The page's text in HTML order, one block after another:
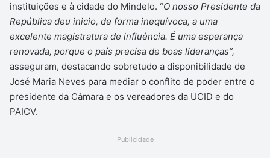
instituições e à cidade do Mindelo. “O nosso Presidente da
República deu inicio, de forma inequívoca, a uma
excelente magistratura de influência. É uma esperança
renovada, porque o país precisa de boas lideranças”,
asseguram, destacando sobretudo a disponibilidade de
José Maria Neves para mediar o conflito de poder entre o
presidente da Câmara e os vereadores da UCID e do
PAICV.
Publicidade